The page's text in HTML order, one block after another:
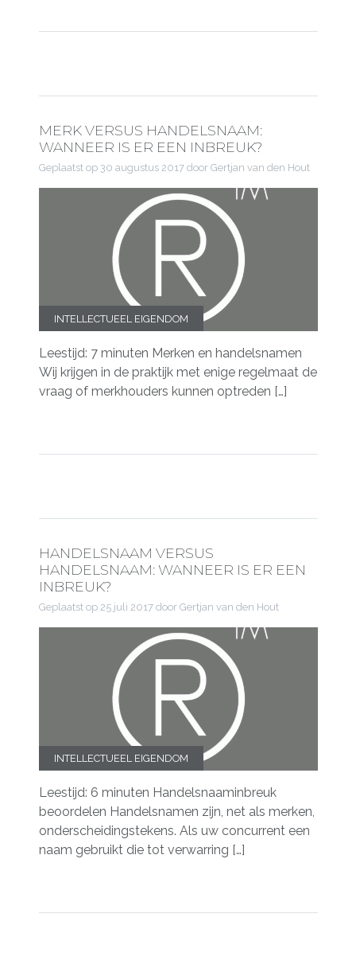
MERK VERSUS HANDELSNAAM:
WANNEER IS ER EEN INBREUK?
Geplaatst op 30 augustus 2017door Gertjan van den Hout
INTELLECTUEEL EIGENDOM
Leestijd: 7 minuten Merken en handelsnamen
Wij krijgen in de praktijk met enige regelmaat de
vraag of merkhouders kunnen optreden […]
HANDELSNAAM VERSUS
HANDELSNAAM: WANNEER IS ER EEN
INBREUK?
Geplaatst op 25 juli 2017door Gertjan van den Hout
INTELLECTUEEL EIGENDOM
Leestijd: 6 minuten Handelsnaaminbreuk
beoordelen Handelsnamen zijn, net als merken,
onderscheidingstekens. Als uw concurrent een
naam gebruikt die tot verwarring […]